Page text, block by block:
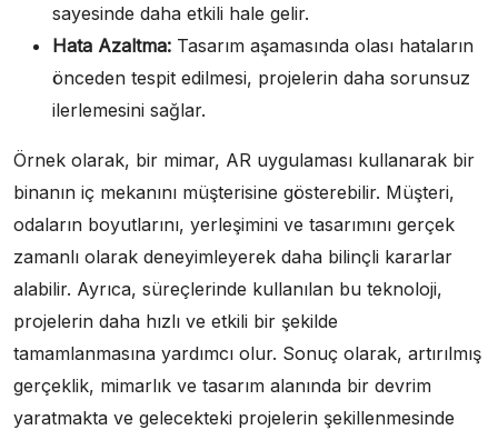
sayesinde daha etkili hale gelir.
Hata Azaltma: Tasarım aşamasında olası hataların
önceden tespit edilmesi, projelerin daha sorunsuz
ilerlemesini sağlar.
Örnek olarak, bir mimar, AR uygulaması kullanarak bir
binanın iç mekanını müşterisine gösterebilir. Müşteri,
odaların boyutlarını, yerleşimini ve tasarımını gerçek
zamanlı olarak deneyimleyerek daha bilinçli kararlar
alabilir. Ayrıca, süreçlerinde kullanılan bu teknoloji,
projelerin daha hızlı ve etkili bir şekilde
tamamlanmasına yardımcı olur. Sonuç olarak, artırılmış
gerçeklik, mimarlık ve tasarım alanında bir devrim
yaratmakta ve gelecekteki projelerin şekillenmesinde